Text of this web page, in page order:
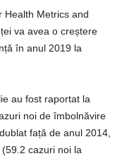
Health Metrics and
va avea o creștere
în anul 2019 la
au fost raportat la
noi de îmbolnăvire
față de anul 2014,
cazuri noi la